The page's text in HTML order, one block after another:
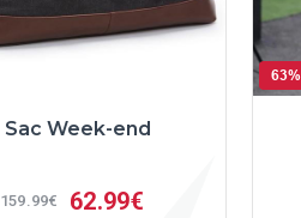
Sac Week-end
159 99€ 62 99€
63%